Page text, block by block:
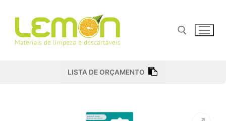
para
conteúdo
Pesquisar por:
LISTA DE ORÇAMENTO